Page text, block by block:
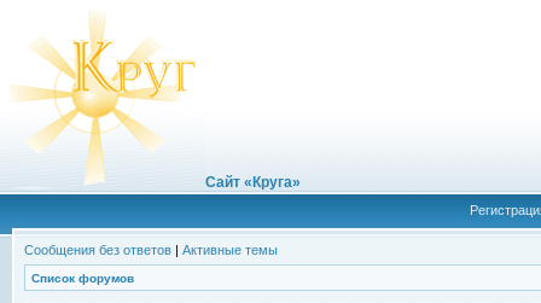
Сайт «Круга»
Сообщения без ответов | Активные темы
Список форумов